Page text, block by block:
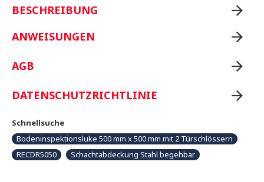
BESCHREIBUNG
ANWEISUNGEN
AGB
DATENSCHUTZRICHTLINIE
Schnellsuche
Bodeninspektionsluke 500 mm x 500 mm mit 2 Türschlössern
RECDR5050
Schachtabdeckung Stahl begehbar